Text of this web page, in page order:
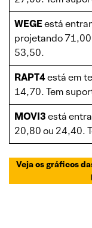
WEGEestá
projetando
53,50.
RAPT4está em
14,70. Tem
MOVI3está
20,80 ou 24,40.
Veja os gráficos